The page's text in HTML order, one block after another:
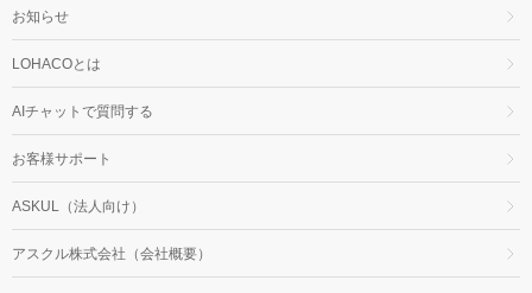
お知らせ
LOHACOとは
AIチャットで質問する
お客様サポート
ASKUL（法人向け）
アスクル株式会社（会社概要）